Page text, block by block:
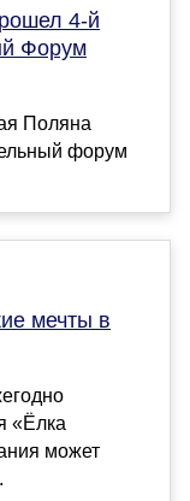
4-й
Форум
Поляна
форум
мечты в
«Ёлка
может